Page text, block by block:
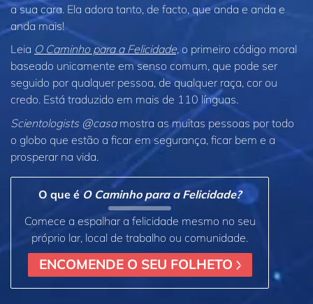
a sua cara. Ela adora tanto, de facto, que anda e anda e
anda mais!
Leia O Caminho para a Felicidade, o primeiro código moral
baseado unicamente em senso comum, que pode ser
seguido por qualquer pessoa, de qualquer raça, cor ou
credo. Está traduzido em mais de 110 línguas.
Scientologists @casamostra as muitas pessoas por todo
o globo que estão a ficar em segurança, ficar bem e a
prosperar na vida.
O que é O Caminho para a Felicidade?
Comece a espalhar a felicidade mesmo no seu
próprio lar, local de trabalho ou comunidade.
ENCOMENDE O SEU FOLHETO